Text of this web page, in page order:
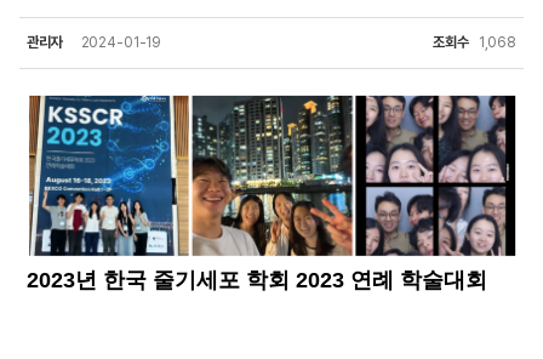
관리자 2024-01-19 조회수 1,068
2023년 한국 줄기세포 학회 2023 연례 학술대회